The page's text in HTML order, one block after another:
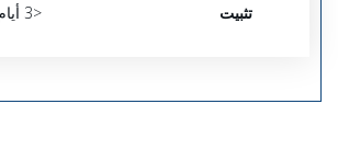
تثبيت <3 أيام